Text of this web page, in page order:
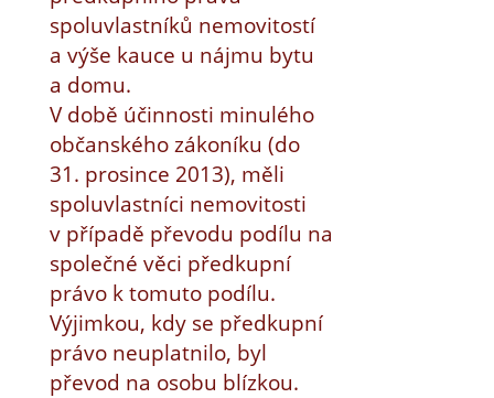
spoluvlastníků nemovitostí
a výše kauce u nájmu bytu
a domu.
V době účinnosti minulého
občanského zákoníku (do
31. prosince 2013), měli
spoluvlastníci nemovitosti
v případě převodu podílu na
společné věci předkupní
právo k tomuto podílu.
Výjimkou, kdy se předkupní
právo neuplatnilo, byl
převod na osobu blízkou.